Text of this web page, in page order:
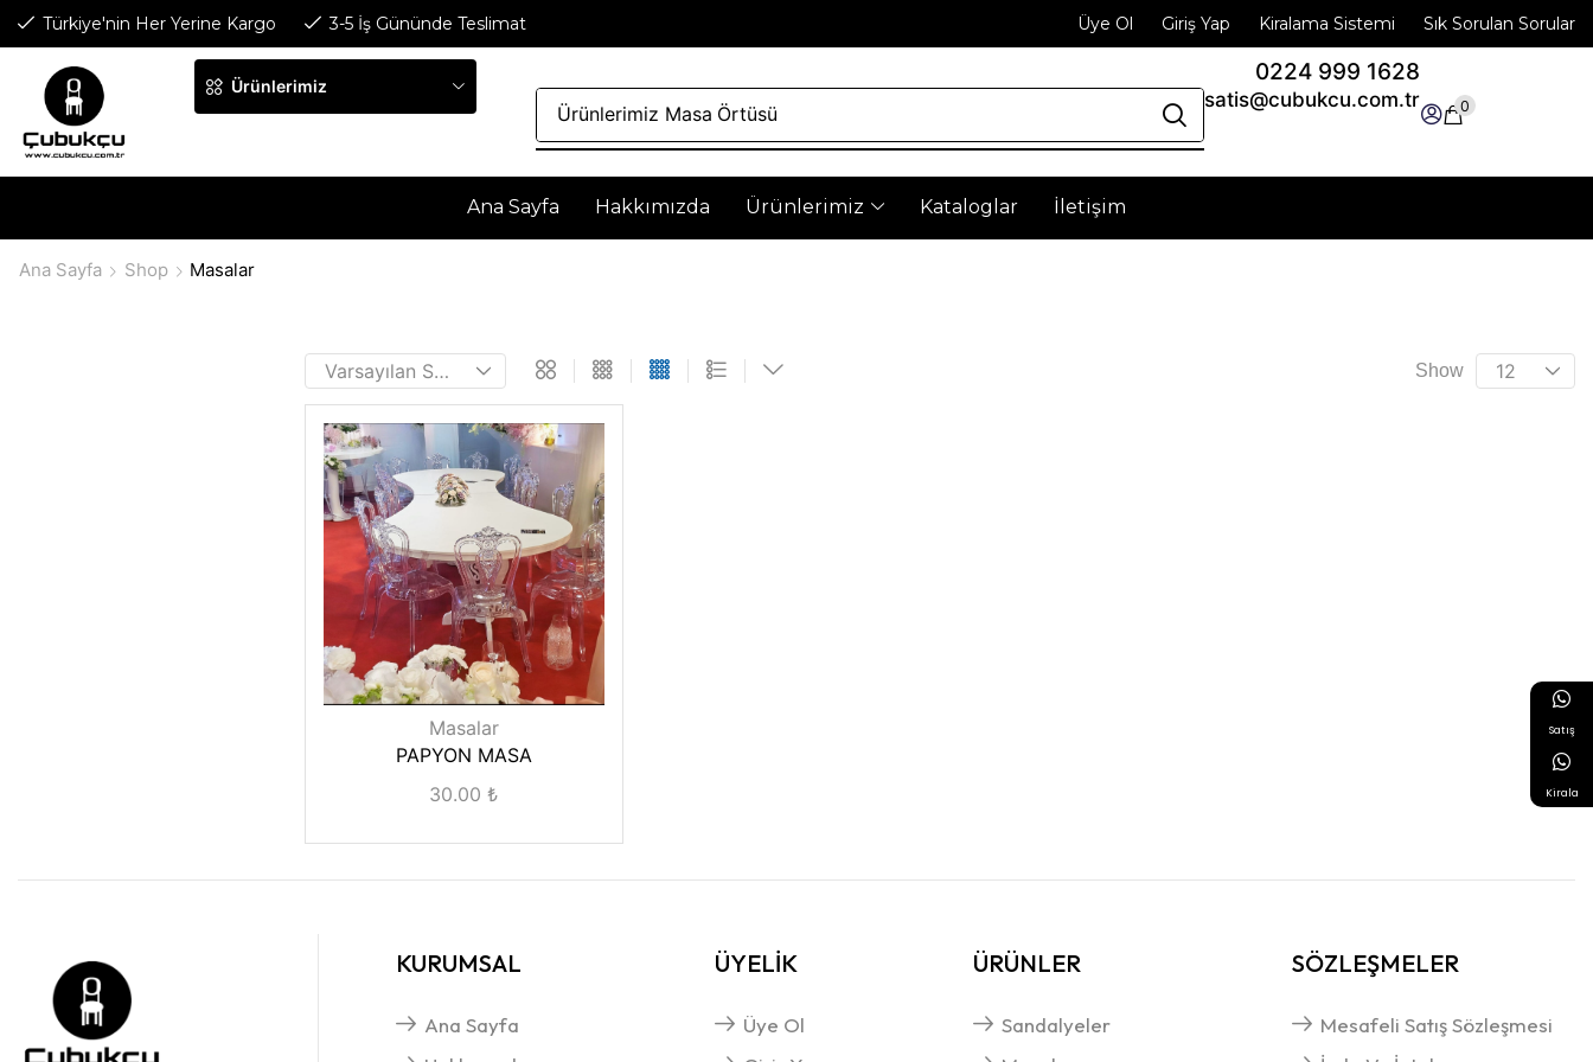
Türkiye'nin Her Yerine Kargo 3-5 İş Gününde Teslimat Üye Ol Giriş Yap Kiralama Sistemi Sık Sorulan Sorular
Ürünlerimiz
Ürünlerimiz Masa Örtüsü
0224 999 1628
satis@cubukcu.com.tr 0
Ana Sayfa Hakkımızda Ürünlerimiz Kataloglar İletişim
Ana Sayfa Shop Masalar Yenilikçi Çözümler
Show
Masalar
PAPYON MASA
30.00₺
KURUMSAL
Ana Sayfa
ÜYELİK
Üye Ol
ÜRÜNLER
Sandalyeler
SÖZLEŞMELER
Mesafeli Satış Sözleşmesi
Satış
Kirala